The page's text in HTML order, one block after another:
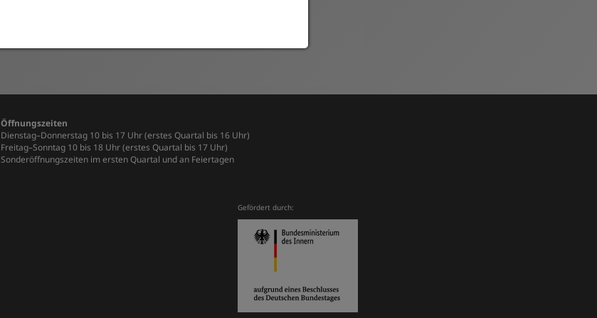
Vorstand und Kontakt
Öffnungszeiten
Dienstag–Donnerstag 10 bis 17 Uhr (erstes Quartal bis 16 Uhr)
Freitag–Sonntag 10 bis 18 Uhr (erstes Quartal bis 17 Uhr)
Sonderöffnungszeiten im ersten Quartal und an Feiertagen
Gefördert durch: